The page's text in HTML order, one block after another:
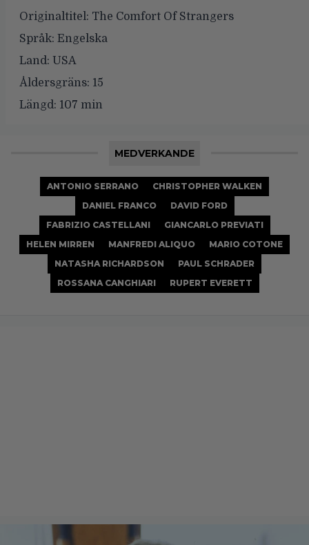
Originaltitel: The Comfort Of Strangers
Språk: Engelska
Land: USA
Åldersgräns: 15
Längd: 107 min
MEDVERKANDE
ANTONIO SERRANO
CHRISTOPHER WALKEN
DANIEL FRANCO
DAVID FORD
FABRIZIO CASTELLANI
GIANCARLO PREVIATI
HELEN MIRREN
MANFREDI ALIQUO
MARIO COTONE
NATASHA RICHARDSON
PAUL SCHRADER
ROSSANA CANGHIARI
RUPERT EVERETT